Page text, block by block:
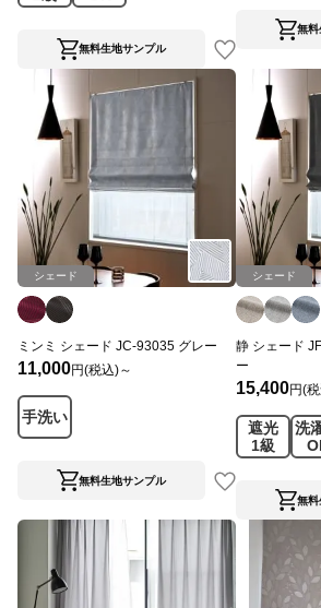
無料生地サンプル
無料
シェード
ミンミ シェード JC-93035 グレー
11,000円(税込)～
手洗い
無料生地サンプル
シェード
静 シェード
ー
15,400円(
遮光
1級
洗
無料